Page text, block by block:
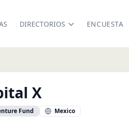
DIRECTORIOS ENCUESTA
X
Fund Mexico